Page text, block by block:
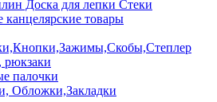
Доска для лепки Стеки
канцелярские товары
палочки
Обложки,Закладки